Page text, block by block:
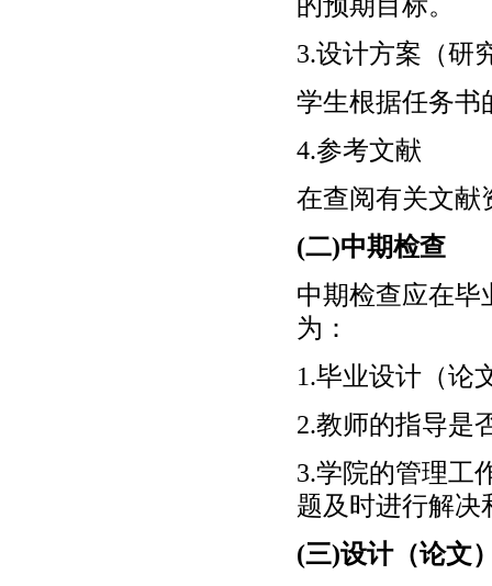
3.设计方案（研
学生根据任务书
4.参考文献
在查阅有关文献
(二)中期检查
中期检查应在毕
为：
1.毕业设计（论
2.教师的指导是
3.学院的管理工
题及时进行解决
(三)设计（论文